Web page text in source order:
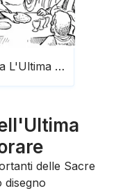
Bibbia L'Ultima Cena
delle Sacre
disegno